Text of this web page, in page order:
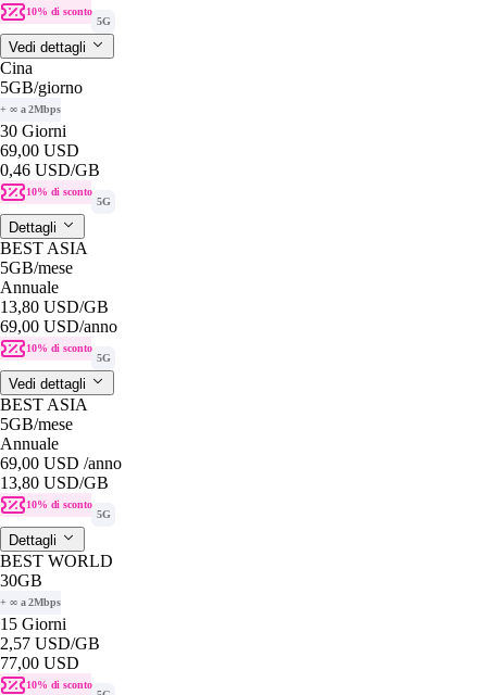
10% di sconto
5G
Vedi dettagli
Cina
5GB/giorno
+ ∞ a 2Mbps
30 Giorni
69,00 USD
0,46 USD/GB
10% di sconto
5G
Dettagli
BEST ASIA
5GB/mese
Annuale
13,80 USD/GB
69,00 USD/anno
10% di sconto
5G
Vedi dettagli
BEST ASIA
5GB/mese
Annuale
69,00 USD /anno
13,80 USD/GB
10% di sconto
5G
Dettagli
BEST WORLD
30GB
+ ∞ a 2Mbps
15 Giorni
2,57 USD/GB
77,00 USD
10% di sconto